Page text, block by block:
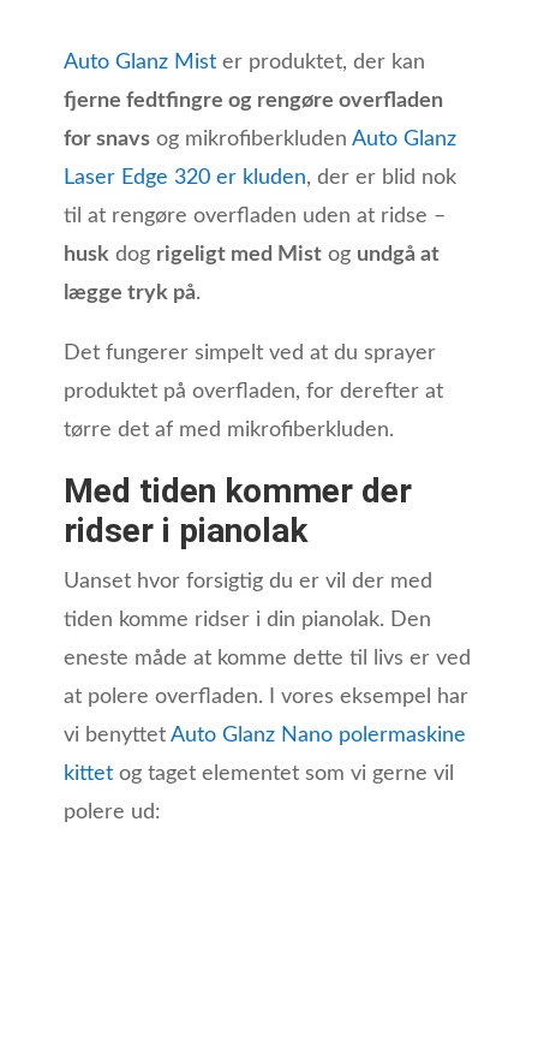
Auto Glanz Mister produktet, der kan
fjerne fedtfingre og rengøre overfladen
for snavsog mikrofiberkluden Auto Glanz
Laser Edge 320 er kluden, der er blid nok
til at rengøre overfladen uden at ridse –
huskdog rigeligt med Mistog undgå at
lægge tryk på.
Det fungerer simpelt ved at du sprayer
produktet på overfladen, for derefter at
tørre det af med mikrofiberkluden.
Med tiden kommer der
ridser i pianolak
Uanset hvor forsigtig du er vil der med
tiden komme ridser i din pianolak. Den
eneste måde at komme dette til livs er ved
at polere overfladen. I vores eksempel har
vi benyttet Auto Glanz Nano polermaskine
kittetog taget elementet som vi gerne vil
polere ud: